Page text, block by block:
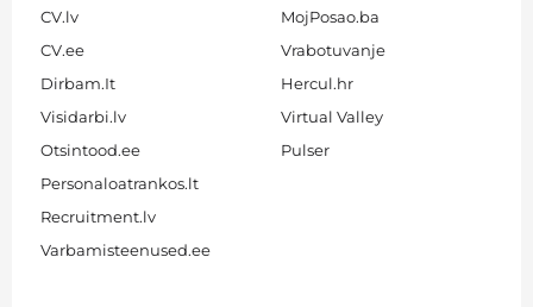
CV.lv
CV.ee
Dirbam.It
Visidarbi.lv
Otsintood.ee
Personaloatrankos.lt
Recruitment.lv
Varbamisteenused.ee
MojPosao.ba
Vrabotuvanje
Hercul.hr
Virtual Valley
Pulser